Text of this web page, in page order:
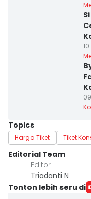
Topics
Harga Tiket Tiket
Editorial Team
Editor
Triadanti N
Tonton lebih seru di